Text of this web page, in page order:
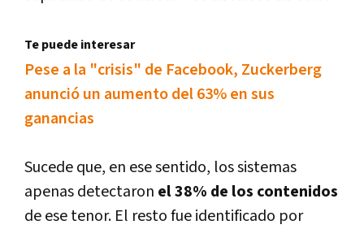
Te puede interesar
Pese a la "crisis" de Facebook, Zuckerberg
anunció un aumento del 63% en sus
ganancias
Sucede que, en ese sentido, los sistemas
apenas detectaron el 38% de los contenidos
de ese tenor. El resto fue identificado por